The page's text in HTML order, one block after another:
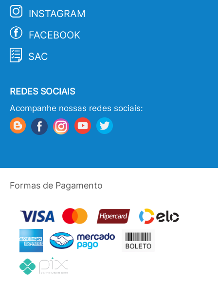
INSTAGRAM
FACEBOOK
SAC
REDES SOCIAIS
Acompanhe nossas redes sociais:
Formas de Pagamento